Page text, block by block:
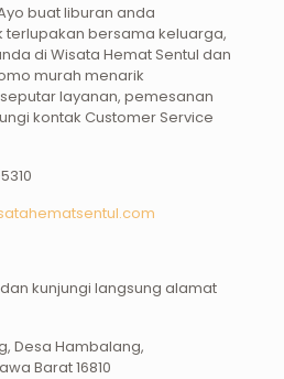
buat liburan anda
terlupakan bersama keluarga,
di Wisata Hemat Sentul dan
murah menarik
layanan, pemesanan
kontak Customer Service
kunjungi langsung alamat
Desa Hambalang,
Barat 16810